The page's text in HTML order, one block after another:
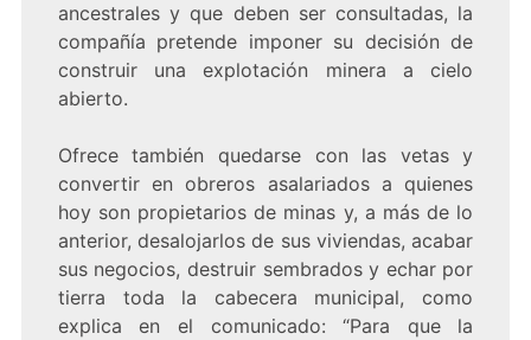
ancestrales y que deben ser consultadas, la
compañía pretende imponer su decisión de
construir una explotación minera a cielo
abierto.
Ofrece también quedarse con las vetas y
convertir en obreros asalariados a quienes
hoy son propietarios de minas y, a más de lo
anterior, desalojarlos de sus viviendas, acabar
sus negocios, destruir sembrados y echar por
tierra toda la cabecera municipal, como
explica en el comunicado: “Para que la